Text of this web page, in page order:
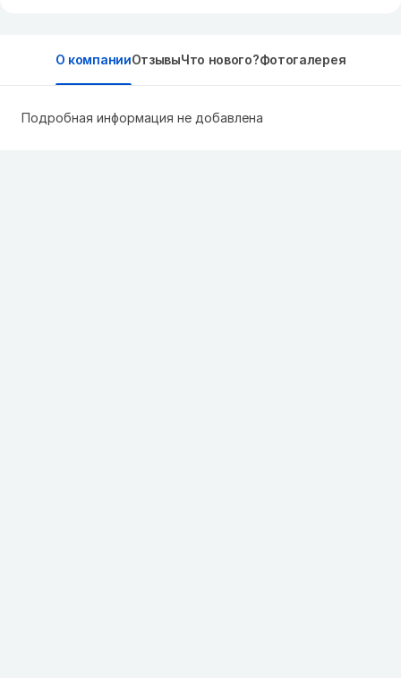
О компанииОтзывыЧто нового?Фотогалерея
Подробная информация не добавлена